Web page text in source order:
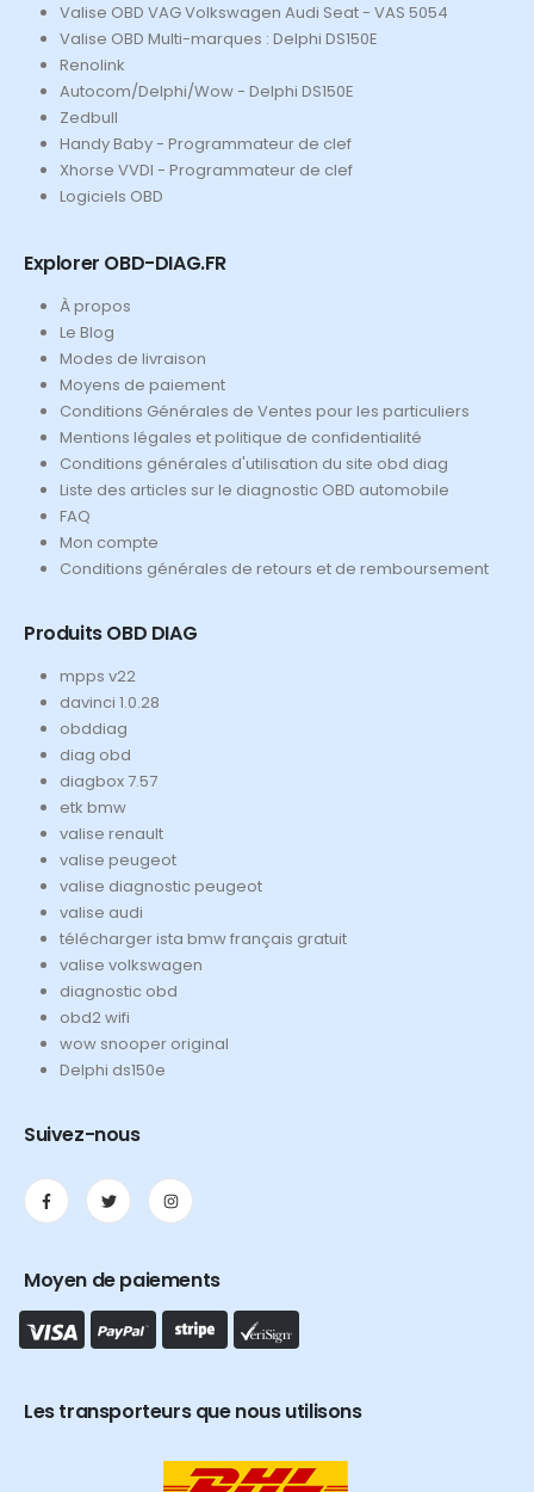
Valise OBD VAG Volkswagen Audi Seat - VAS 5054
Valise OBD Multi-marques : Delphi DS150E
Renolink
Autocom/Delphi/Wow - Delphi DS150E
Zedbull
Handy Baby - Programmateur de clef
Xhorse VVDI - Programmateur de clef
Logiciels OBD
Explorer OBD-DIAG.FR
À propos
Le Blog
Modes de livraison
Moyens de paiement
Conditions Générales de Ventes pour les particuliers
Mentions légales et politique de confidentialité
Conditions générales d'utilisation du site obd diag
Liste des articles sur le diagnostic OBD automobile
FAQ
Mon compte
Conditions générales de retours et de remboursement
Produits OBD DIAG
mpps v22
davinci 1.0.28
obddiag
diag obd
diagbox 7.57
etk bmw
valise renault
valise peugeot
valise diagnostic peugeot
valise audi
télécharger ista bmw français gratuit
valise volkswagen
diagnostic obd
obd2 wifi
wow snooper original
Delphi ds150e
Suivez-nous
Moyen de paiements
Les transporteurs que nous utilisons